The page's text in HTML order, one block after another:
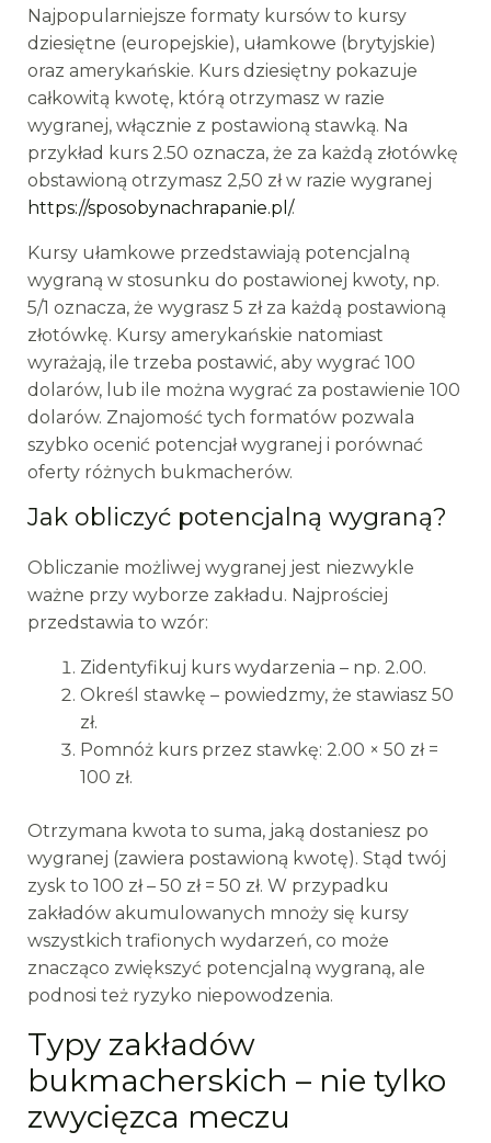
Najpopularniejsze formaty kursów to kursy
dziesiętne (europejskie), ułamkowe (brytyjskie)
oraz amerykańskie. Kurs dziesiętny pokazuje
całkowitą kwotę, którą otrzymasz w razie
wygranej, włącznie z postawioną stawką. Na
przykład kurs 2.50 oznacza, że za każdą złotówkę
obstawioną otrzymasz 2,50 zł w razie wygranej
https://sposobynachrapanie.pl/.
Kursy ułamkowe przedstawiają potencjalną
wygraną w stosunku do postawionej kwoty, np.
5/1 oznacza, że wygrasz 5 zł za każdą postawioną
złotówkę. Kursy amerykańskie natomiast
wyrażają, ile trzeba postawić, aby wygrać 100
dolarów, lub ile można wygrać za postawienie 100
dolarów. Znajomość tych formatów pozwala
szybko ocenić potencjał wygranej i porównać
oferty różnych bukmacherów.
Jak obliczyć potencjalną wygraną?
Obliczanie możliwej wygranej jest niezwykle
ważne przy wyborze zakładu. Najprościej
przedstawia to wzór:
Zidentyfikuj kurs wydarzenia – np. 2.00.
Określ stawkę – powiedzmy, że stawiasz 50
zł.
Pomnóż kurs przez stawkę: 2.00 × 50 zł =
100 zł.
Otrzymana kwota to suma, jaką dostaniesz po
wygranej (zawiera postawioną kwotę). Stąd twój
zysk to 100 zł – 50 zł = 50 zł. W przypadku
zakładów akumulowanych mnoży się kursy
wszystkich trafionych wydarzeń, co może
znacząco zwiększyć potencjalną wygraną, ale
podnosi też ryzyko niepowodzenia.
Typy zakładów
bukmacherskich – nie tylko
zwycięzca meczu